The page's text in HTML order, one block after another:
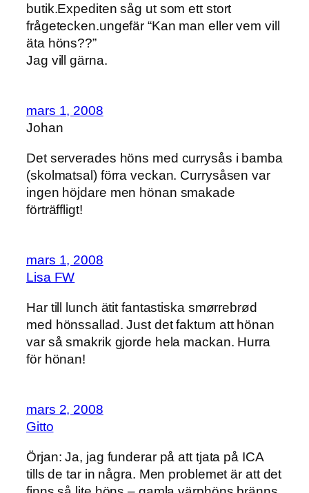
butik.Expediten såg ut som ett stort
frågetecken.ungefär “Kan man eller vem vill
äta höns??”
Jag vill gärna.
mars 1, 2008
Johan
Det serverades höns med currysås i bamba
(skolmatsal) förra veckan. Currysåsen var
ingen höjdare men hönan smakade
förträffligt!
mars 1, 2008
Lisa FW
Har till lunch ätit fantastiska smørrebrød
med hönssallad. Just det faktum att hönan
var så smakrik gjorde hela mackan. Hurra
för hönan!
mars 2, 2008
Gitto
Örjan: Ja, jag funderar på att tjata på ICA
tills de tar in några. Men problemet är att det